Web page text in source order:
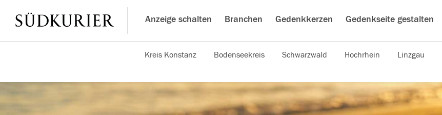
Anzeige schalten Branchen Gedenkkerzen Gedenkseite gestalten
Kreis Konstanz Bodenseekreis Schwarzwald Hochrhein Linzgau